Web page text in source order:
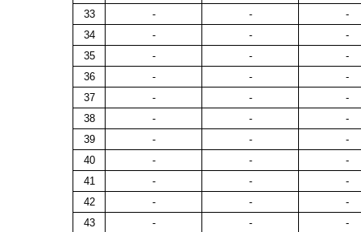
33
- -
-
34
- -
-
35
- -
-
36
- -
-
37
- -
-
38
- -
-
39
- -
-
40
- -
-
41
- -
-
42
- -
-
43
- -
-